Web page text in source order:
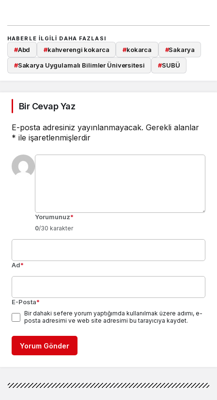
HABERLE ILGILI DAHA FAZLASI
#Abd #kahverengi kokarca #kokarca #Sakarya
#Sakarya Uygulamalı Bilimler Üniversitesi #SUBÜ
Bir Cevap Yaz
E-posta adresiniz yayınlanmayacak. Gerekli alanlar
* ile işaretlenmişlerdir
Yorumunuz*
0/30 karakter
Ad*
E-Posta*
Bir dahaki sefere yorum yaptığımda kullanılmak üzere adımı, e-
posta adresimi ve web site adresimi bu tarayıcıya kaydet.
Yorum Gönder